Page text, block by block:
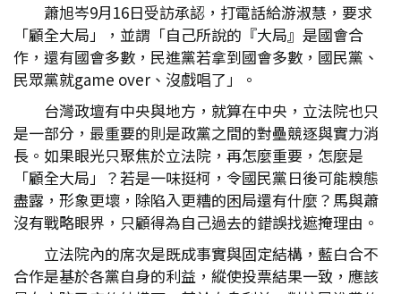
蕭旭岑9月16日受訪承認，打電話給游淑慧，要求
「顧全大局」，並謂「自己所說的『大局』是國會合
作，還有國會多數，民進黨若拿到國會多數，國民黨、
民眾黨就game over、沒戲唱了」。
台灣政壇有中央與地方，就算在中央，立法院也只
是一部分，最重要的則是政黨之間的對壘競逐與實力消
長。如果眼光只聚焦於立法院，再怎麼重要，怎麼是
「顧全大局」？若是一味挺柯，令國民黨日後可能糗態
盡露，形象更壞，除陷入更糟的困局還有什麼？馬與蕭
沒有戰略眼界，只顧得為自己過去的錯誤找遮掩理由。
立法院內的席次是既成事實與固定結構，藍白合不
合作是基於各黨自身的利益，縱使投票結果一致，應該